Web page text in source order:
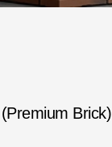
Brick)